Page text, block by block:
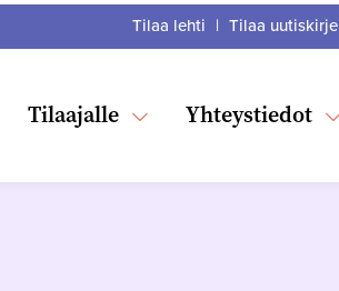
Tilaajalle Yhteystiedot
Tilaa lehti | Tilaa uutiskirje
:Facebook
Twitter